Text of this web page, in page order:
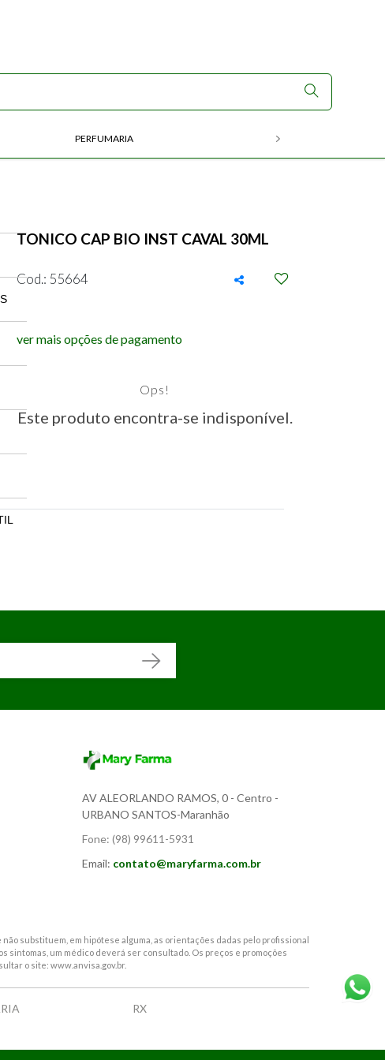
PERFUMARIA
TONICO CAP BIO INST CAVAL 30ML
Cod.: 55664
ver mais opções de pagamento
Ops!
Este produto encontra-se indisponível.
AV ALEORLANDO RAMOS, 0 - Centro -
URBANO SANTOS-Maranhão
Fone: (98) 99611-5931
Email: contato@maryfarma.com.br
substituem, em hipótese alguma, as orientações dadas pelo profissional
sintomas, um médico deverá ser consultado. Os preços e promoções
o site: www.anvisa.gov.br.
RX